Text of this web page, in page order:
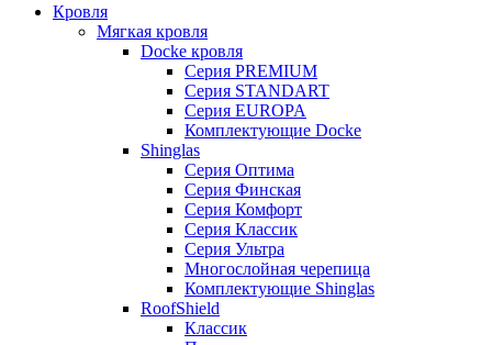
Кровля
Мягкая кровля
Docke кровля
Серия PREMIUM
Серия STANDART
Серия EUROPA
Комплектующие Docke
Shinglas
Серия Оптима
Серия Финская
Серия Комфорт
Серия Классик
Серия Ультра
Многослойная черепица
Комплектующие Shinglas
RoofShield
Классик